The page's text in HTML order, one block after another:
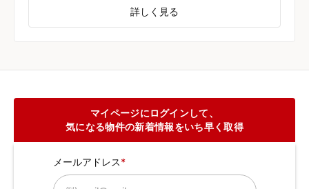
詳しく見る
マイページにログインして、
気になる物件の新着情報をいち早く取得
メールアドレス